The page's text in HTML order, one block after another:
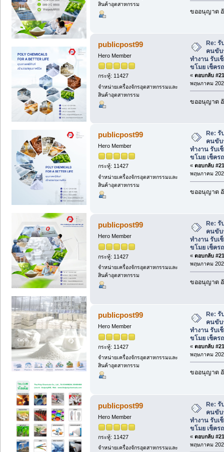
สินค้าอุตสาหกรรม
ขออนุญาต
publicpost99
Hero Member
กระทู้: 11427
จำหน่ายเครื่องจักรอุตสาหกรรมและ
สินค้าอุตสาหกรรม
Re: รั
คนขับ
ทำงาน รับเ
ขโมย เช็คร
« ตอบกลับ
พฤษภาคม
ขออนุญาต
publicpost99
Hero Member
กระทู้: 11427
จำหน่ายเครื่องจักรอุตสาหกรรมและ
สินค้าอุตสาหกรรม
Re: รั
คนขับ
ทำงาน รับเ
ขโมย เช็คร
« ตอบกลับ
พฤษภาคม
ขออนุญาต
publicpost99
Hero Member
กระทู้: 11427
จำหน่ายเครื่องจักรอุตสาหกรรมและ
สินค้าอุตสาหกรรม
Re: รั
คนขับ
ทำงาน รับเ
ขโมย เช็คร
« ตอบกลับ
พฤษภาคม
ขออนุญาต
publicpost99
Hero Member
กระทู้: 11427
จำหน่ายเครื่องจักรอุตสาหกรรมและ
สินค้าอุตสาหกรรม
Re: รั
คนขับ
ทำงาน รับเ
ขโมย เช็คร
« ตอบกลับ
พฤษภาคม
ขออนุญาต
publicpost99
Hero Member
กระทู้: 11427
จำหน่ายเครื่องจักรอุตสาหกรรมและ
Re: รั
คนขับ
ทำงาน รับเ
ขโมย เช็คร
« ตอบกลับ
พฤษภาคม